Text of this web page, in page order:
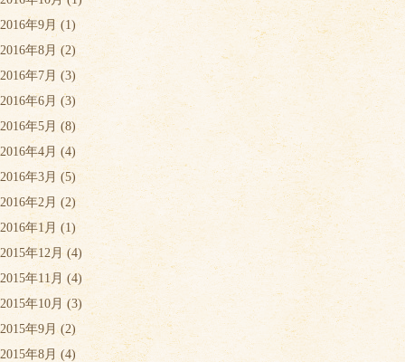
2016年9月(1)
2016年8月 (2)
2016年7月 (3)
2016年6月 (3)
2016年5月 (8)
2016年4月 (4)
2016年3月 (5)
2016年2月 (2)
2016年1月 (1)
2015年12月(4)
2015年11月 (4)
2015年10月 (3)
2015年9月(2)
2015年8月 (4)